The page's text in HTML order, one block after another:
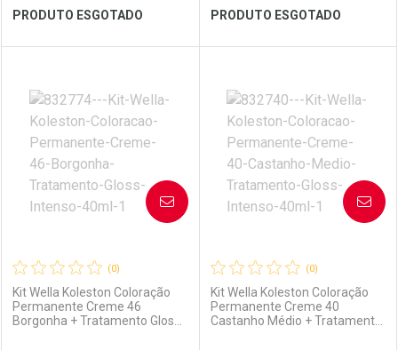
Ver Desconto Convênio Ver Desconto Convênio
PRODUTO ESGOTADO
Laboratório
Por Menos
PRODUTO ESGOTADO
Laboratório
Por Menos
(0)
Kit Wella Koleston Coloração
Permanente Creme 46
Borgonha + Tratamento Gloss
AVISE-ME
(0)
Kit Wella Koleston Coloração
Permanente Creme 40
Castanho Médio + Tratamento
AVISE-ME